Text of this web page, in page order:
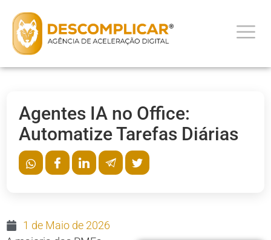
Agentes IA no Office:
Automatize Tarefas Diárias
1 de Maio de 2026